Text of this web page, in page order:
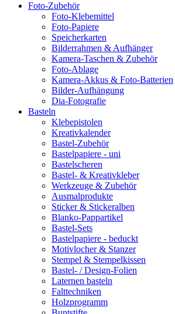
Foto-Zubehör
Foto-Klebemittel
Foto-Papiere
Speicherkarten
Bilderrahmen & Aufhänger
Kamera-Taschen & Zubehör
Foto-Ablage
Kamera-Akkus & Foto-Batterien
Bilder-Aufhängung
Dia-Fotografie
Basteln
Klebepistolen
Kreativkalender
Bastel-Zubehör
Bastelpapiere - uni
Bastelscheren
Bastel- & Kreativkleber
Werkzeuge & Zubehör
Ausmalprodukte
Sticker & Stickeralben
Blanko-Pappartikel
Bastel-Sets
Bastelpapiere - beduckt
Motivlocher & Stanzer
Stempel & Stempelkissen
Bastel- / Design-Folien
Laternen basteln
Falttechniken
Holzprogramm